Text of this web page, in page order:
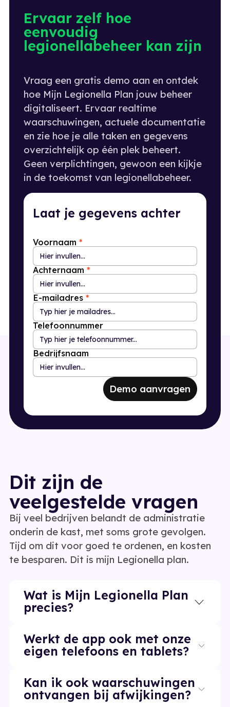
Ervaar zelf hoe
eenvoudig
legionellabeheer kan zijn
Vraag een gratis demo aan en ontdek
hoe Mijn Legionella Plan jouw beheer
digitaliseert. Ervaar realtime
waarschuwingen, actuele documentatie
en zie hoe je alle taken en gegevens
overzichtelijk op één plek beheert.
Geen verplichtingen, gewoon een kijkje
in de toekomst van legionellabeheer.
Laat je gegevens achter
Voornaam*
Achternaam*
E-mailadres*
Telefoonnummer
Bedrijfsnaam
Demo aanvragen
Dit zijn de
veelgestelde vragen
Bij veel bedrijven belandt de administratie
onderin de kast, met soms grote gevolgen.
Tijd om dit voor goed te ordenen, en kosten
te besparen. Dit is mijn Legionella plan.
Wat is Mijn Legionella Plan
precies?
Mijn Legionella Plan is een digitale app
voor compleet legionellabeheer. Je
taken, maakt risicoanalyses inzichtelijk
en hebt de optie om slimme sensoren te
Werkt de app ook met onze
eigen telefoons en tablets?
Ja, Mijn Legionella Plan is volledig
platformonafhankelijk en werkt op
Kan ik ook waarschuwingen
ontvangen bij afwijkingen?